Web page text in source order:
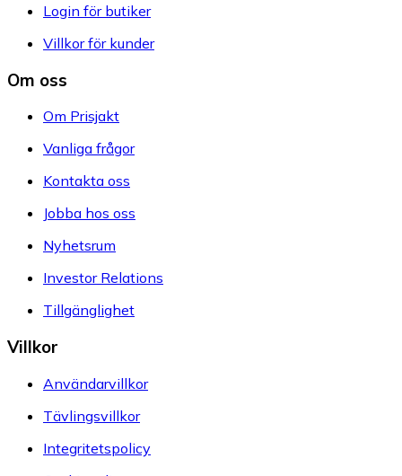
Login för butiker
Villkor för kunder
Om oss
Om Prisjakt
Vanliga frågor
Kontakta oss
Jobba hos oss
Nyhetsrum
Investor Relations
Tillgänglighet
Villkor
Användarvillkor
Tävlingsvillkor
Integritetspolicy